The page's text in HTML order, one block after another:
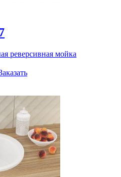
реверсивная мойка